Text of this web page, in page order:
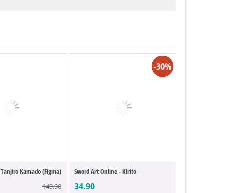
-9%
-11%
-7%
Kamado (Figma)
149.90
Sword Art Online - Kirito
34.90
-11%
-7%
-4%
-30%